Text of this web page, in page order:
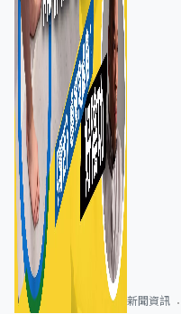
新聞資訊